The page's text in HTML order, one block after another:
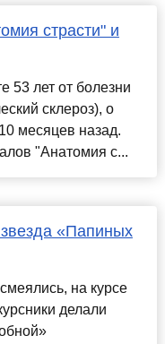
страсти" и
53 лет от болезни
склероз), о
месяцев назад.
"Анатомия с...
«Папиных
на курсе
делали